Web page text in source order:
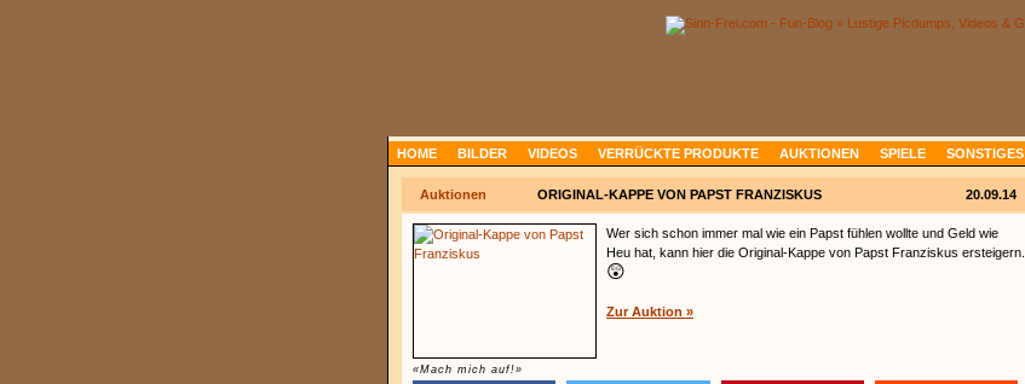
HOME BILDER VIDEOS VERRÜCKTE PRODUKTE AUKTIONEN SPIELE SONSTIGES
Auktionen 20.09.14
ORIGINAL-KAPPE VON PAPST FRANZISKUS
«Mach mich auf!»
Wer sich schon immer mal wie ein Papst fühlen wollte und Geld wie
Heu hat, kann hier die Original-Kappe von Papst Franziskus ersteigern.
😲
Zur Auktion »